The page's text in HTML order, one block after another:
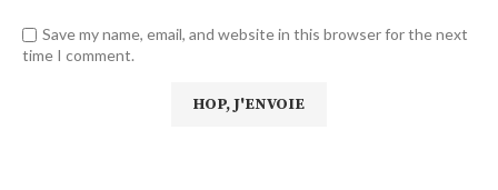
Save my name, email, and website in this browser for the next
time I comment.